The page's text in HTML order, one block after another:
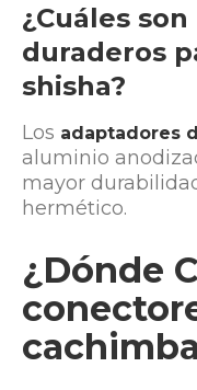
¿Cuáles
duraderos
shisha?
Los adaptadores
aluminio
mayor
hermético.
¿Dónde